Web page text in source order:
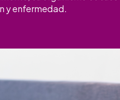
y enfermedad.